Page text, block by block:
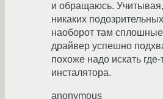
и обращаюсь. Учитывая,
никаких
наоборот там
драйвер успешно
похоже надо искать
инсталятора.
anonymous